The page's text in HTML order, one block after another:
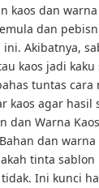
kaos dan
dan
Akibatnya,
kaos jadi kaku
tuntas cara
kaos agar hasil
dan Warna
dan warna
tinta sablon
Ini kunci